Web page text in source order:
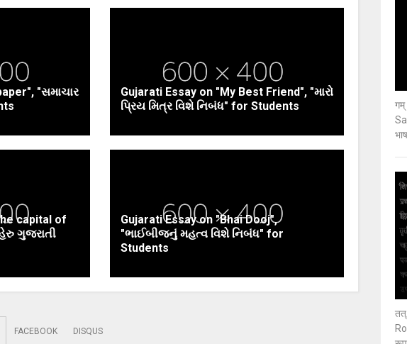
"સમાચાર
Gujarati Essay on "My Best Friend", "મારો
પ્રિય મિત્ર વિશે નિબંધ" for Students
capital of
ગુજરાતી
Gujarati Essay on "Bhai Dooj",
"ભાઈબીજનું મહત્વ વિશે નિબંધ" for
Students
FACEBOOK DISQUS